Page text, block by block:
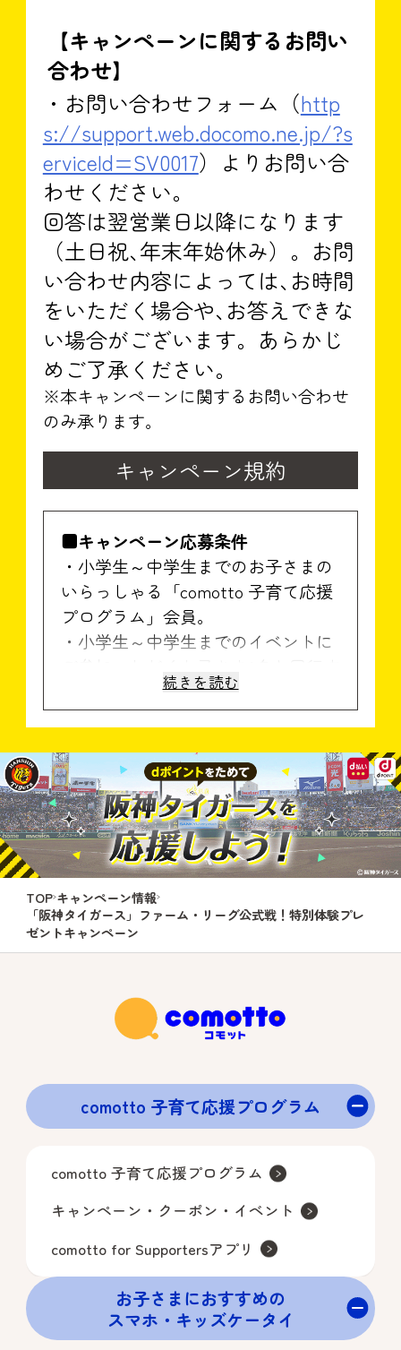
【キャンペーンに関するお問い
合わせ】
・お問い合わせフォーム（http
s://support.web.docomo.ne.jp/?s
erviceId=SV0017）よりお問い合
わせください。
回答は翌営業日以降になります
（土日祝､年末年始休み）。お問
い合わせ内容によっては､お時間
をいただく場合や､お答えできな
い場合がございます。あらかじ
めご了承ください。
※本キャンペーンに関するお問い合わせ
のみ承ります。
キャンペーン規約
■キャンペーン応募条件
・小学生～中学生までのお子さまの
いらっしゃる「comotto 子育て応援
プログラム」会員。
・小学生～中学生までのイベントに
る保護者1名でご来場いただける方。
※お子さまだけでお申込み、ご参加
・現地までの交通費や宿泊費などの
諸費用をご負担の上、ご来場いただ
ける方。
・キャンペーン期間中、おひとりさ
まにつき「dアカウント」1つで1回ま
でご応募になれます。
※同一人物による複数回の応募が発
覚した場合、抽選結果にかかわらず
注意ください。
・メール配信に同意いただける方
※キャンペーンへエントリーいただ
ただいたとみなします。
当選通知時期：2026年5月下旬以降
当選通知メールは、エントリーフォ
ームへご登録いただいたメールアド
レスに通知いたします。
※当選通知メールが届かない場合は
当選が無効となります。
＜参加登録＞
続きを読む
TOPキャンペーン情報
「阪神タイガース」ファーム・リーグ公式戦！特別体験プレ
ゼントキャンペーン
comotto 子育て応援プログラム
comotto 子育て応援プログラム
キャンペーン・クーポン・イベント
comotto for Supportersアプリ
お子さまにおすすめの
スマホ・キッズケータイ​